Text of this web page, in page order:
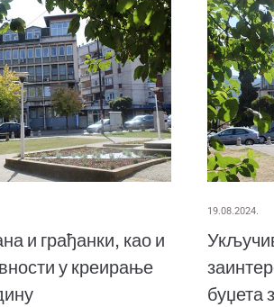
и грађанки, као и
у креирање
19.08.2024.
буџета